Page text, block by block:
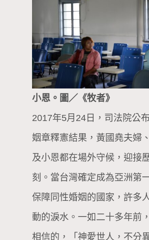
小恩。圖／《牧者》
2017年5月24日，司法院公
姻章釋憲結果，黃國堯夫婦
及小恩都在場外守候，迎接
刻。當台灣確定成為亞洲第
保障同性婚姻的國家，許多
動的淚水。一如二十多年前
相信的，「神愛世人，不分